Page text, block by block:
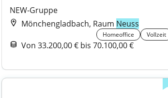
NEW-Gruppe
Mönchengladbach, Raum Neuss
Homeoffice Vollzeit
Von 33.200,00 € bis 70.100,00 €